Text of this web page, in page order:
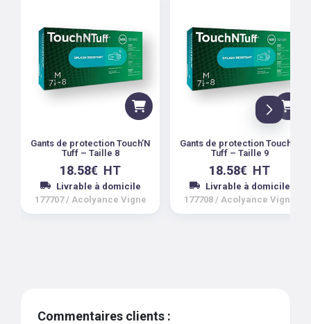
Gants de protection Touch’N
Tuff – Taille 8
18.58€ HT
Livrable à domicile
177707 / Acolyance Vigne
Gants de protection Touch’N
Tuff – Taille 9
18.58€ HT
Livrable à domicile
177708 / Acolyance Vigne
Commentaires clients :